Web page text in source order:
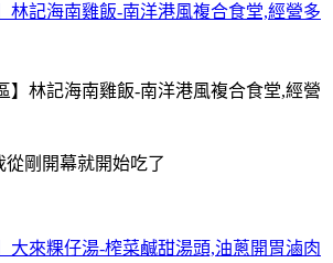
林記海南雞飯-南洋港風複合食堂,經營多
剛開幕就開始吃了
大來粿仔湯-榨菜鹹甜湯頭,油蔥開胃滷肉